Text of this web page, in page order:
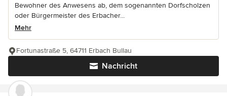
Bewohner des Anwesens ab, dem sogenannten Dorfscholzen
oder Bürgermeister des Erbacher...
Mehr
Nachricht
Fortunastraße 5, 64711 Erbach Bullau